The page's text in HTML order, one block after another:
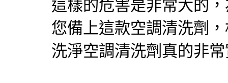
這樣的危害是非常大的
您備上這款空調清洗劑
洗淨空調清洗劑真的非